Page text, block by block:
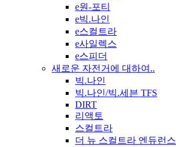
e원-포티
e빅.나인
e스컬트라
e사일렉스
e스피더
새로운 자전거에 대하여..
빅.나인
빅.나인/빅.세븐 TFS
DIRT
리액토
스컬트라
더 뉴 스컬트라 엔듀런스